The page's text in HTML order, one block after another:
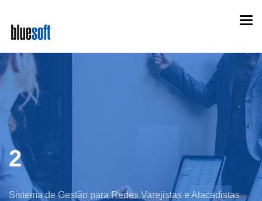
main
content
2
Sistema de Gestão para Redes Varejistas e Atacadistas